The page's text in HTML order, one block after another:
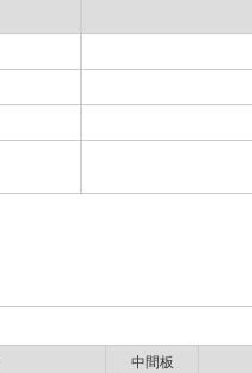
中間板